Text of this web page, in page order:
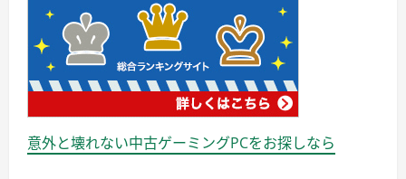
意外と壊れない中古ゲーミングPCをお探しなら